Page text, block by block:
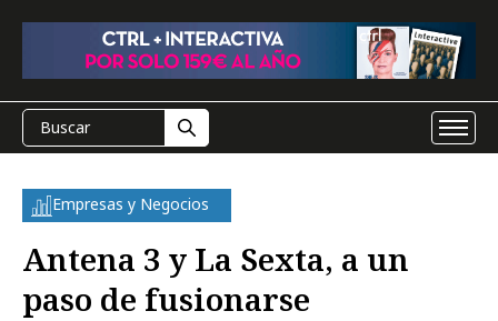
Empresas y Negocios
Antena 3 y La Sexta, a un
paso de fusionarse